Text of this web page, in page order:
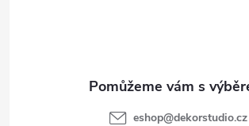
eshop@dekorstudio.cz